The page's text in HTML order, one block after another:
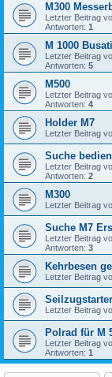
M300
Letzter Beitrag
Antworten: 1
M 1000
Letzter Beitrag
Antworten: 5
M500
Letzter Beitrag
Antworten: 4
Holder M7
Letzter Beitrag
Suche
Letzter Beitrag
Antworten: 2
M300
Letzter Beitrag
Suche M7
Letzter Beitrag
Antworten: 3
Kehrbesen
Letzter Beitrag
Letzter Beitrag
Polrad für M
Letzter Beitrag
Antworten: 1